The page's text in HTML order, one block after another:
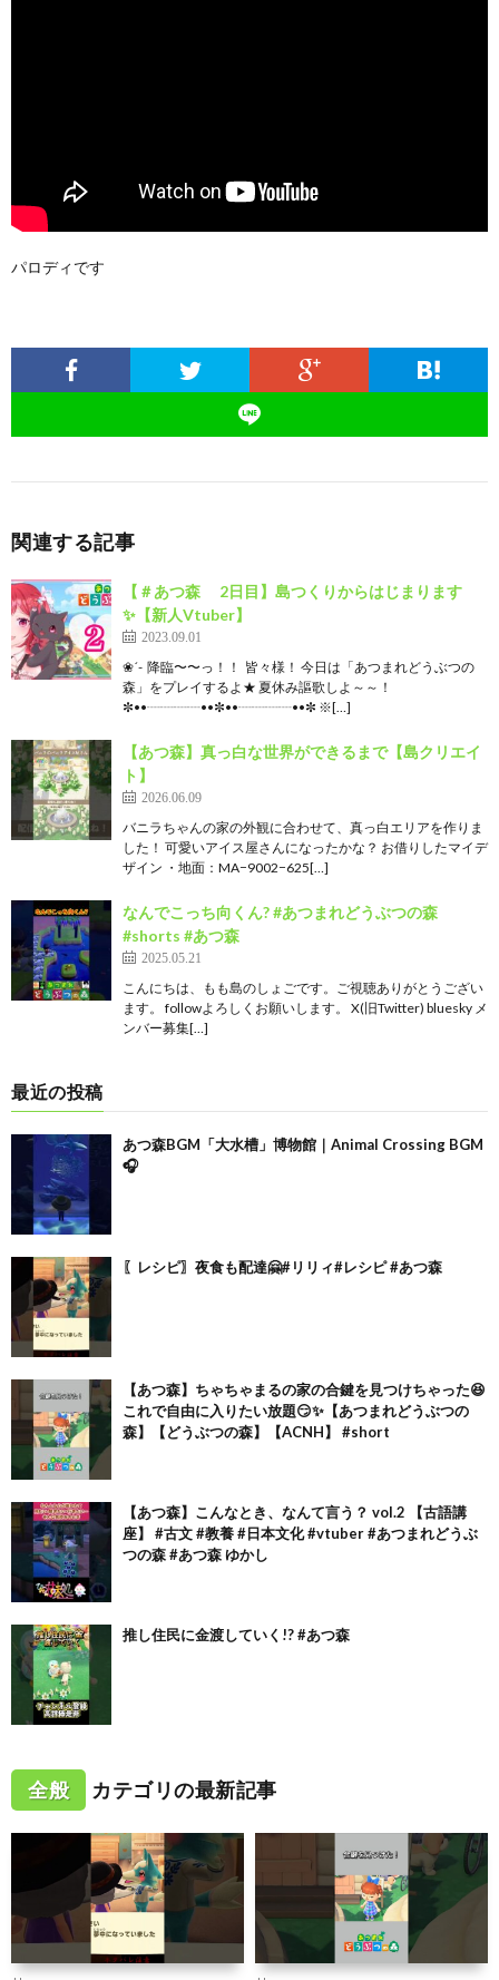
パロディです
関連する記事
【＃あつ森 2日目】島つくりからはじまります
✨【新人Vtuber】
2023.09.01
❀´- 降臨〜〜っ！！ 皆々様！ 今日は「あつまれどうぶつの
森」をプレイするよ★ 夏休み謳歌しよ～～！
✼••┈┈┈┈••✼••┈┈┈┈••✼ ※[…]
【あつ森】真っ白な世界ができるまで【島クリエイ
ト】
2026.06.09
バニラちゃんの家の外観に合わせて、真っ白エリアを作りま
した！ 可愛いアイス屋さんになったかな？ お借りしたマイデ
ザイン ・地面：MA−9002−625[…]
なんでこっち向くん? #あつまれどうぶつの森
#shorts #あつ森
2025.05.21
こんにちは、もも島のしょごです。ご視聴ありがとうござい
ます。 followよろしくお願いします。 X(旧Twitter) bluesky メ
ンバー募集[…]
最近の投稿
あつ森BGM「大水槽」博物館｜Animal Crossing BGM
🎧
〖レシピ〗夜食も配達🤗#リリィ#レシピ #あつ森
【あつ森】ちゃちゃまるの家の合鍵を見つけちゃった😆
これで自由に入りたい放題😏✨【あつまれどうぶつの
森】【どうぶつの森】【ACNH】 #short
【あつ森】こんなとき、なんて言う？ vol.2 【古語講
座】 #古文 #教養 #日本文化 #vtuber #あつまれどうぶ
つの森 #あつ森 ゆかし
推し住民に金渡していく!? #あつ森
全般 カテゴリの最新記事